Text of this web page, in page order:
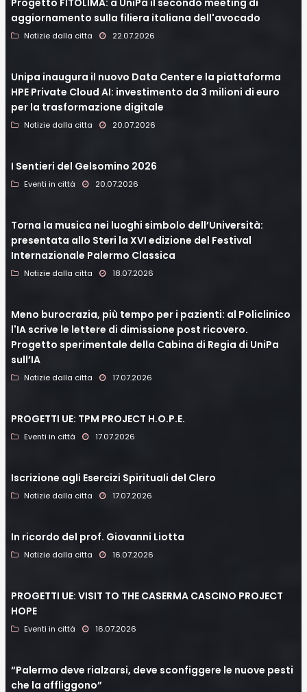
aggiornamento sulla filiera italiana dell'avocado
Notizie dalla citta 22.07.2026
Unipa inaugura il nuovo Data Center e la piattaforma
HPE Private Cloud AI: investimento da 3 milioni di euro
per la trasformazione digitale
Notizie dalla citta 20.07.2026
I Sentieri del Gelsomino 2026
Eventi in città 20.07.2026
Torna la musica nei luoghi simbolo dell’Università:
presentata allo Steri la XVI edizione del Festival
Internazionale Palermo Classica
Notizie dalla citta 18.07.2026
Meno burocrazia, più tempo per i pazienti: al Policlinico
l'IA scrive le lettere di dimissione post ricovero.
Progetto sperimentale della Cabina di Regia di UniPa
sull’IA
Notizie dalla citta 17.07.2026
PROGETTI UE: TPM PROJECT H.O.P.E.
Eventi in città 17.07.2026
Iscrizione agli Esercizi Spirituali del Clero
Notizie dalla citta 17.07.2026
In ricordo del prof. Giovanni Liotta
Notizie dalla citta 16.07.2026
PROGETTI UE: VISIT TO THE CASERMA CASCINO PROJECT
HOPE
Eventi in città 16.07.2026
“Palermo deve rialzarsi, deve sconfiggere le nuove pesti
che la affliggono”